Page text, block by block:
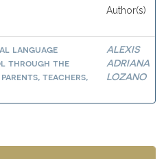
Author(s)
language
through the
teachers,
ALEXIS
ADRIANA
LOZANO